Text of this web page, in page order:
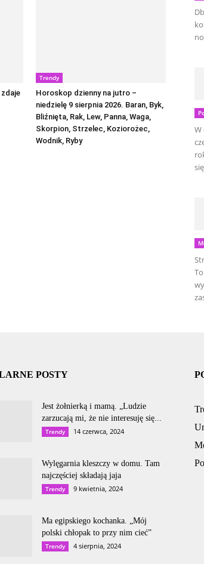
zdaje
Trendy
Horoskop dzienny na jutro –
niedzielę 9 sierpnia 2026. Baran, Byk,
Bliźnięta, Rak, Lew, Panna, Waga,
Skorpion, Strzelec, Koziorożec,
Wodnik, Ryby
W
POSTY
Jest żołnierką i mamą. „Ludzie
zarzucają mi, że nie interesuję się...
Trendy 14 czerwca, 2024
Wylęgarnia kleszczy w domu. Tam
najczęściej składają jaja
Trendy 9 kwietnia, 2024
Ma egipskiego kochanka. „Mój
polski chłopak to przy nim cieć”
Trendy 4 sierpnia, 2024